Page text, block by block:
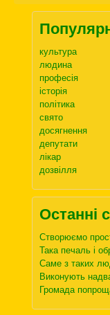
культура
людина
професія
історія
політика
свято
досягнення
депутати
лікар
дозвілля
Останні
Створюємо
Така печаль і
Саме з таких
Виконують
Громада